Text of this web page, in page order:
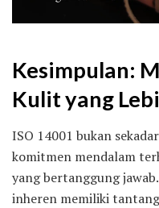
Kesimpulan:
Kulit yang
ISO 14001 bukan
komitmen mendalam
yang bertanggung
inheren memiliki